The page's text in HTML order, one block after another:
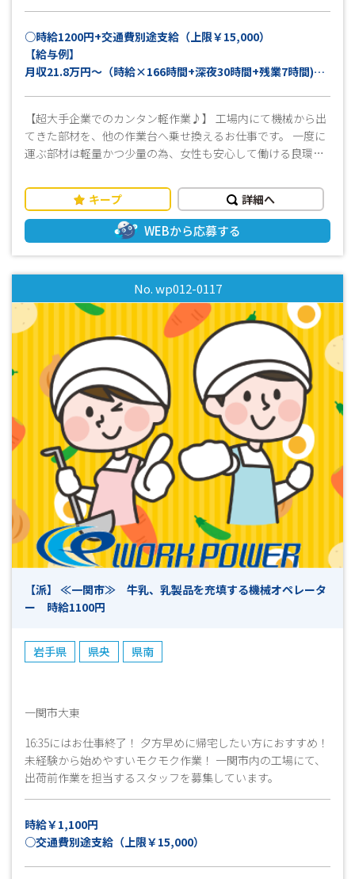
○時給1200円+交通費別途支給（上限￥15,000）
【給与例】
月収21.8万円～（時給×166時間+深夜30時間+残業7時間)と
【超大手企業でのカンタン軽作業♪】 工場内にて機械から出
てきた部材を、他の作業台へ乗せ換えるお仕事です。 一度に
運ぶ部材は軽量かつ少量の為、女性も安心して働ける良環境
事を決めたいそこのアナタにオススメです♪ 皆様からのご応
募、心よりお待ちしております！
キープ 詳細へ
WEBから応募する
No. wp012-0117
【派】 ≪一関市≫ 牛乳、乳製品を充填する機械オペレータ
ー 時給1100円
岩手県 県央 県南
一関市大東
16:35にはお仕事終了！ 夕方早めに帰宅したい方におすすめ！
未経験から始めやすいモクモク作業！ 一関市内の工場にて、
出荷前作業を担当するスタッフを募集しています。
時給￥1,100円
○交通費別途支給（上限￥15,000）